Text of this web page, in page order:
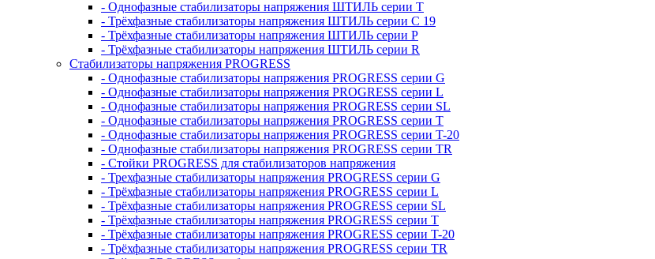
- Однофазные стабилизаторы напряжения ШТИЛЬ серии T
- Трёхфазные стабилизаторы напряжения ШТИЛЬ серии C 19
- Трёхфазные стабилизаторы напряжения ШТИЛЬ серии P
- Трёхфазные стабилизаторы напряжения ШТИЛЬ серии R
Стабилизаторы напряжения PROGRESS
- Однофазные стабилизаторы напряжения PROGRESS серии G
- Однофазные стабилизаторы напряжения PROGRESS серии L
- Однофазные стабилизаторы напряжения PROGRESS серии SL
- Однофазные стабилизаторы напряжения PROGRESS серии T
- Однофазные стабилизаторы напряжения PROGRESS серии T-20
- Однофазные стабилизаторы напряжения PROGRESS серии TR
- Стойки PROGRESS для стабилизаторов напряжения
- Трехфазные стабилизаторы напряжения PROGRESS серии G
- Трёхфазные стабилизаторы напряжения PROGRESS серии L
- Трёхфазные стабилизаторы напряжения PROGRESS серии SL
- Трёхфазные стабилизаторы напряжения PROGRESS серии T
- Трёхфазные стабилизаторы напряжения PROGRESS серии T-20
- Трёхфазные стабилизаторы напряжения PROGRESS серии TR